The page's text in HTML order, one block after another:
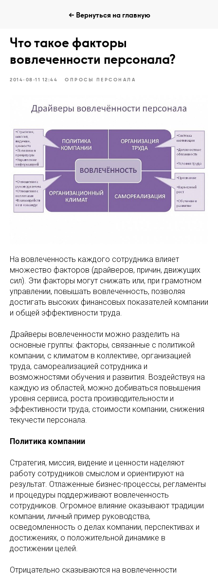
← Вернуться на главную
Что такое факторы
вовлеченности персонала?
2014-08-11 12:44 ОПРОСЫ ПЕРСОНАЛА
На вовлеченность каждого сотрудника влияет
множество факторов (драйверов, причин, движущих
сил). Эти факторы могут снижать или, при грамотном
управлении, повышать вовлеченность, позволяя
достигать высоких финансовых показателей компании
и общей эффективности труда.
Драйверы вовлеченности можно разделить на
основные группы: факторы, связанные с политикой
компании, с климатом в коллективе, организацией
труда, самореализацией сотрудника и
возможностями обучения и развития. Воздействуя на
каждую из областей, можно добиваться повышения
уровня сервиса, роста производительности и
эффективности труда, стоимости компании, снижения
текучести персонала.
Политика компании
Стратегия, миссия, видение и ценности наделяют
работу сотрудников смыслом и ориентируют на
результат. Отлаженные бизнес-процессы, регламенты
и процедуры поддерживают вовлеченность
сотрудников. Огромное влияние оказывают традиции
компании, личный пример руководства,
осведомленность о делах компании, перспективах и
достижениях, о положительной динамике в
достижении целей.
Отрицательно сказываются на вовлеченности